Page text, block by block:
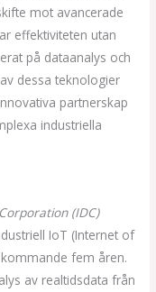
mot avancerade
effektiviteten utan
på dataanalys och
dessa teknologier
partnerskap
industriella
(IDC)
IoT (Internet of
fem åren.
av realtidsdata från